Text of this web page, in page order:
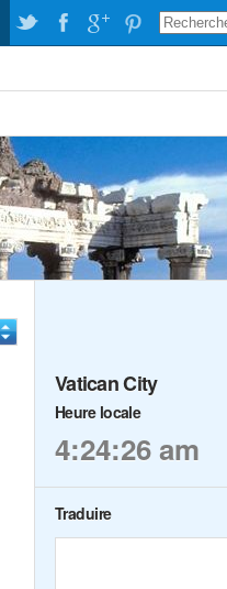
Vatican City
Heure locale
4:24:26 am
Traduire